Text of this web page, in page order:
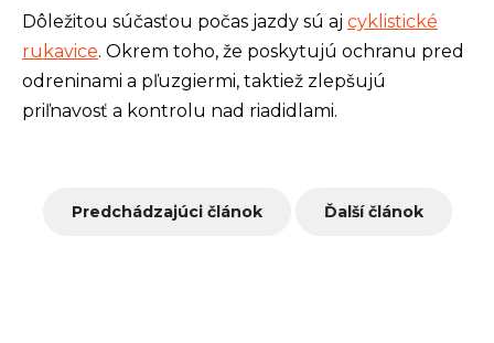
Dôležitou súčasťou počas jazdy sú aj cyklistické
rukavice. Okrem toho, že poskytujú ochranu pred
odreninami a pľuzgiermi, taktiež zlepšujú
priľnavosť a kontrolu nad riadidlami.
Predchádzajúci článok Ďalší článok